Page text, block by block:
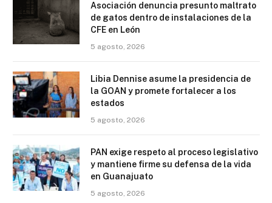
Asociación denuncia presunto maltrato
de gatos dentro de instalaciones de la
CFE en León
5 agosto, 2026
Libia Dennise asume la presidencia de
la GOAN y promete fortalecer a los
estados
5 agosto, 2026
PAN exige respeto al proceso legislativo
y mantiene firme su defensa de la vida
en Guanajuato
5 agosto, 2026